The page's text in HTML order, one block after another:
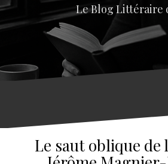
Le Blog Littéraire
Le saut oblique